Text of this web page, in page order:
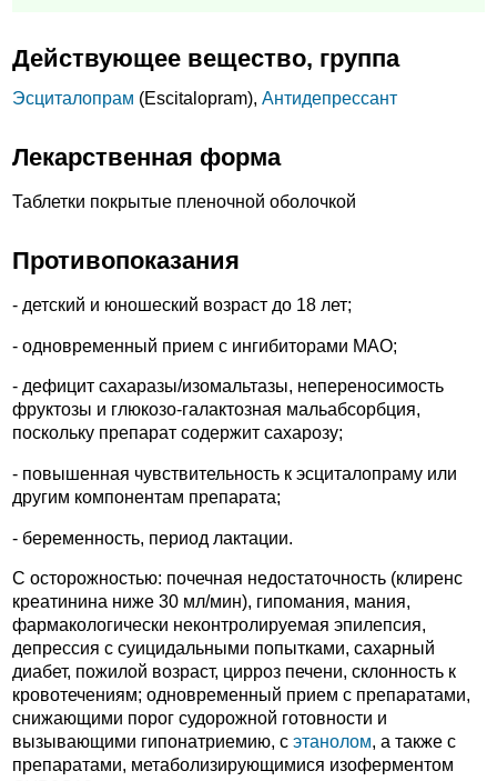
Действующее вещество, группа
Эсциталопрам (Escitalopram), Антидепрессант
Лекарственная форма
Таблетки покрытые пленочной оболочкой
Противопоказания
- детский и юношеский возраст до 18 лет;
- одновременный прием с ингибиторами МАО;
- дефицит сахаразы/изомальтазы, непереносимость
фруктозы и глюкозо-галактозная мальабсорбция,
поскольку препарат содержит сахарозу;
- повышенная чувствительность к эсциталопраму или
другим компонентам препарата;
- беременность, период лактации.
С осторожностью: почечная недостаточность (клиренс
креатинина ниже 30 мл/мин), гипомания, мания,
фармакологически неконтролируемая эпилепсия,
депрессия с суицидальными попытками, сахарный
диабет, пожилой возраст, цирроз печени, склонность к
кровотечениям; одновременный прием с препаратами,
снижающими порог судорожной готовности и
вызывающими гипонатриемию, с этанолом, а также с
препаратами, метаболизирующимися изоферментом